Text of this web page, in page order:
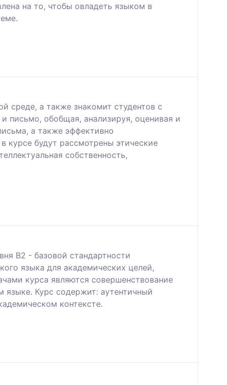
на то, чтобы овладеть языком в
среде, а также знакомит студентов с
письмо, обобщая, анализируя, оценивая и
а также эффективно
курсе будут рассмотрены этические
собственность,
B2 - базовой стандартности
языка для академических целей,
курса являются совершенствование
языке. Курс содержит: аутентичный
контексте.